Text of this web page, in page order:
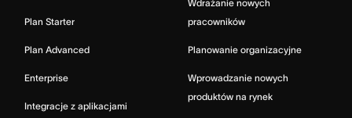
Plan Starter
Plan Advanced
Enterprise
Integracje z aplikacjami
Wdrażanie nowych
pracowników
Planowanie organizacyjne
Wprowadzanie nowych
produktów na rynek